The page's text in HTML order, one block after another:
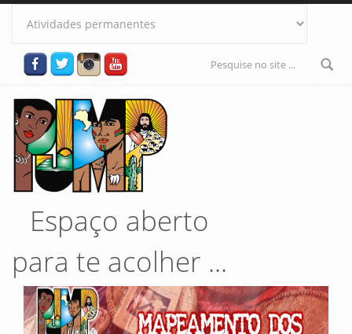
Pular para o conteúdo principal
Formulário
Espaço aberto
para te acolher ...